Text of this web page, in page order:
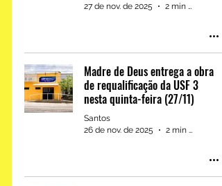
27 de nov. de 2025
2 min de leitura
Madre de Deus entrega a obra
de requalificação da USF 3
nesta quinta-feira (27/11)
Santos
26 de nov. de 2025
2 min de leitura